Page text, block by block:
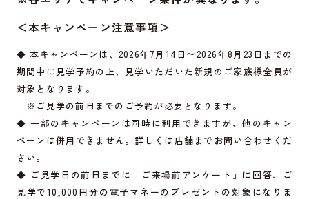
＜本キャンペーン注意事項＞
◆ 本キャンペーンは、2026年7月14日〜2026年8月23日までの
期間中に見学予約の上、見学いただいた新規のご家族様全員が
対象となります。
※ご見学の前日までのご予約が必要となります。
◆ 一部のキャンペーンは同時に利用できますが、他のキャン
ペーンは併用できません。詳しくは店舗までお問い合わせくだ
さい。
◆ ご見学日の前日までに「ご来場前アンケート」に回答、ご
見学で10,000円分の電子マネーのプレゼントの対象になりま